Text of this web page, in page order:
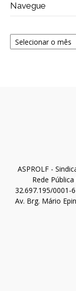
Navegue
Navegue
ASPROLF -
Rede
32.697.195/0001-
Av. Brg. Mário